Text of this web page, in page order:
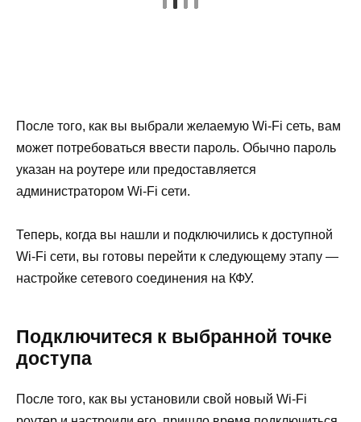
После того, как вы выбрали желаемую Wi-Fi сеть, вам
может потребоваться ввести пароль. Обычно пароль
указан на роутере или предоставляется
администратором Wi-Fi сети.
Теперь, когда вы нашли и подключились к доступной
Wi-Fi сети, вы готовы перейти к следующему этапу —
настройке сетевого соединения на КФУ.
Подключитеся к выбранной точке
доступа
После того, как вы установили свой новый Wi-Fi